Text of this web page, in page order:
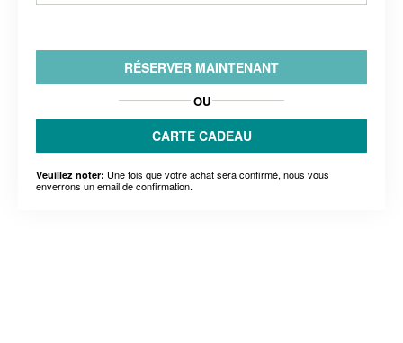
RÉSERVER MAINTENANT
OU
CARTE CADEAU
Veuillez noter: Une fois que votre achat sera confirmé, nous vous
enverrons un email de confirmation.